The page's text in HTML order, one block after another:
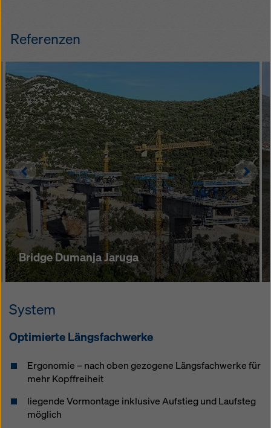
Referenzen
Bridge Dumanja Jaruga
Left
System
Optimierte Längsfachwerke
Ergonomie – nach oben gezogene Längsfachwerke für
mehr Kopffreiheit
liegende Vormontage inklusive Aufstieg und Laufsteg
möglich